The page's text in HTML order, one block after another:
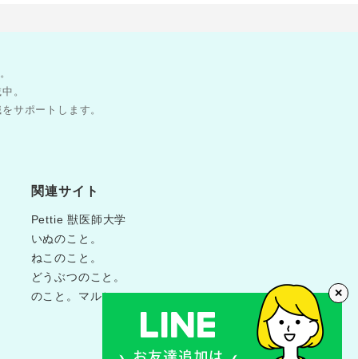
。
サポートします。
関連サイト
Pettie 獣医師大学
いぬのこと。
ねこのこと。
どうぶつのこと。
のこと。マルシェ
✕